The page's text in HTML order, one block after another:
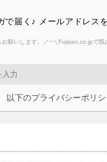
届く♪ メールアドレス
いします。／~＼Fujisan.co.jpで
以下のプライバシーポリ